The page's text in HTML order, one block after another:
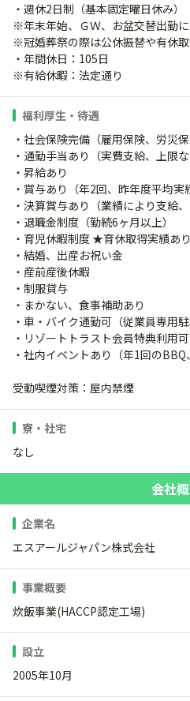
・週休2日制（基本固定曜日休み）
※年末年始、ＧＷ、お盆交替出勤
※冠婚葬祭の際は公休振替や有休
・年間休日：105日
※有給休暇：法定通り
福利厚生・待遇
・社会保険完備（雇用保険、労災
・通勤手当あり（実費支給、上限な
・昇給あり
・賞与あり（年2回、昨年度平均実
・決算賞与あり（業績により支給
・退職金制度（勤続6ヶ月以上）
・育児休暇制度 ★育休取得実績あり
・結婚、出産お祝い金
・産前産後休暇
・制服貸与
・まかない、食事補助あり
・車・バイク通勤可（従業員専用駐
・リゾートトラスト会員特典利用可
・社内イベントあり（年1回のBBQ
受動喫煙対策：屋内禁煙
寮・社宅
なし
会社
企業名
エスアールジャパン株式会社
事業概要
炊飯事業(HACCP認定工場)
設立
2005年10月